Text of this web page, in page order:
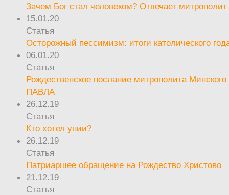
Зачем Бог стал человеком? Отвечает
15.01.20
Статья
Осторожный пессимизм: итоги католического
06.01.20
Статья
Рождественское послание митрополита Минского
ПАВЛА
26.12.19
Статья
Кто хотел унии?
26.12.19
Статья
Патриаршее обращение на Рождество Христово
21.12.19
Статья